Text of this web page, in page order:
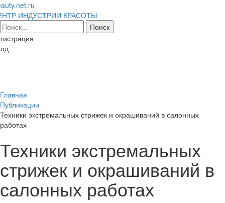
ИНДУСТРИИ КРАСОТЫ
Главная
Публикации
Техники экстремальных стрижек и окрашиваний в салонных
работах
Техники экстремальных
стрижек и окрашиваний в
салонных работах